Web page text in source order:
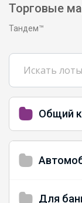
Общий
Для
Торговые
Тандем™